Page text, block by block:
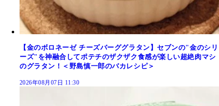
【金のボロネーゼ チーズバーググラタン】セブンの"金のシリ
ーズ"を神融合してポテチのザクザク食感が楽しい超絶肉マシ
のグラタン！＜野島慎一郎のバカレシピ＞
2026年08月07日 11:30